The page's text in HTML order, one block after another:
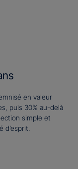
en valeur
puis 30% au-delà
simple et
d’esprit.